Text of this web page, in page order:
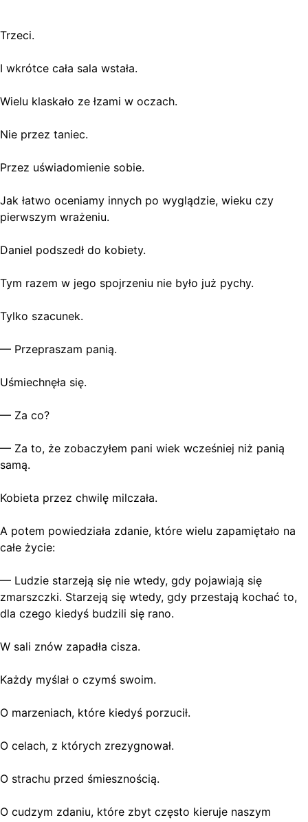
Trzeci.
I wkrótce cała sala wstała.
Wielu klaskało ze łzami w oczach.
Nie przez taniec.
Przez uświadomienie sobie.
Jak łatwo oceniamy innych po wyglądzie, wieku czy
pierwszym wrażeniu.
Daniel podszedł do kobiety.
Tym razem w jego spojrzeniu nie było już pychy.
Tylko szacunek.
— Przepraszam panią.
Uśmiechnęła się.
— Za co?
— Za to, że zobaczyłem pani wiek wcześniej niż panią
samą.
Kobieta przez chwilę milczała.
A potem powiedziała zdanie, które wielu zapamiętało na
całe życie:
— Ludzie starzeją się nie wtedy, gdy pojawiają się
zmarszczki. Starzeją się wtedy, gdy przestają kochać to,
dla czego kiedyś budzili się rano.
W sali znów zapadła cisza.
Każdy myślał o czymś swoim.
O marzeniach, które kiedyś porzucił.
O celach, z których zrezygnował.
O strachu przed śmiesznością.
O cudzym zdaniu, które zbyt często kieruje naszym